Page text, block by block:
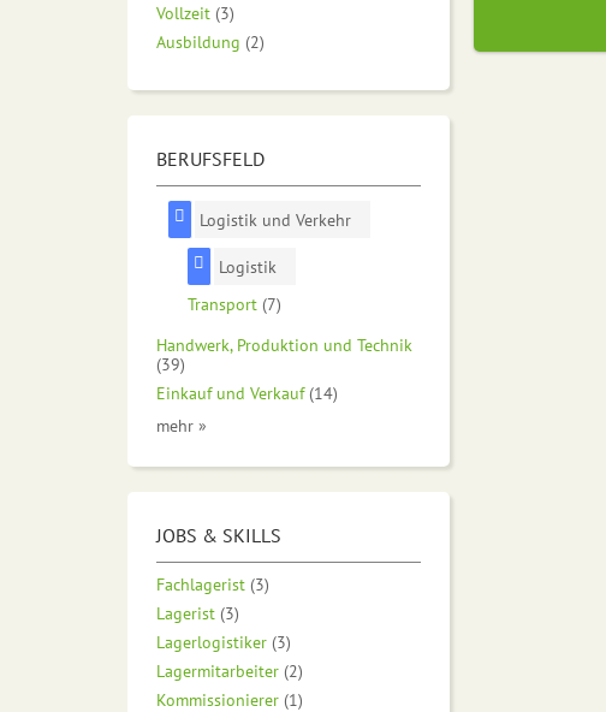
Vollzeit (3)
Ausbildung (2)
BERUFSFELD
Logistik und Verkehr
Logistik
Transport (7)
Handwerk, Produktion und Technik
(39)
Einkauf und Verkauf (14)
mehr »
JOBS & SKILLS
Fachlagerist (3)
Lagerist (3)
Lagerlogistiker (3)
Lagermitarbeiter (2)
Kommissionierer (1)